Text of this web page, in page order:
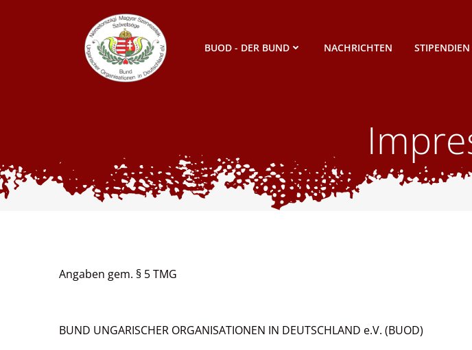
BUOD - DER BUND NACHRICHTEN
Angaben gem. § 5 TMG
BUND UNGARISCHER ORGANISATIONEN IN DEUTSCHLAND e.V. (BUOD)